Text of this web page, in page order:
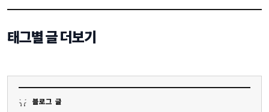
블로그 글
태그별 글 더보기